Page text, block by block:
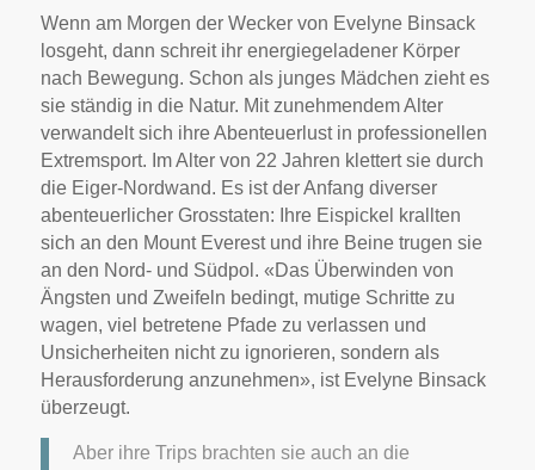
Wenn am Morgen der Wecker von Evelyne Binsack
losgeht, dann schreit ihr energiegeladener Körper
nach Bewegung. Schon als junges Mädchen zieht es
sie ständig in die Natur. Mit zunehmendem Alter
verwandelt sich ihre Abenteuerlust in professionellen
Extremsport. Im Alter von 22 Jahren klettert sie durch
die Eiger-Nordwand. Es ist der Anfang diverser
abenteuerlicher Grosstaten: Ihre Eispickel krallten
sich an den Mount Everest und ihre Beine trugen sie
an den Nord- und Südpol. «Das Überwinden von
Ängsten und Zweifeln bedingt, mutige Schritte zu
wagen, viel betretene Pfade zu verlassen und
Unsicherheiten nicht zu ignorieren, sondern als
Herausforderung anzunehmen», ist Evelyne Binsack
überzeugt.
Aber ihre Trips brachten sie auch an die